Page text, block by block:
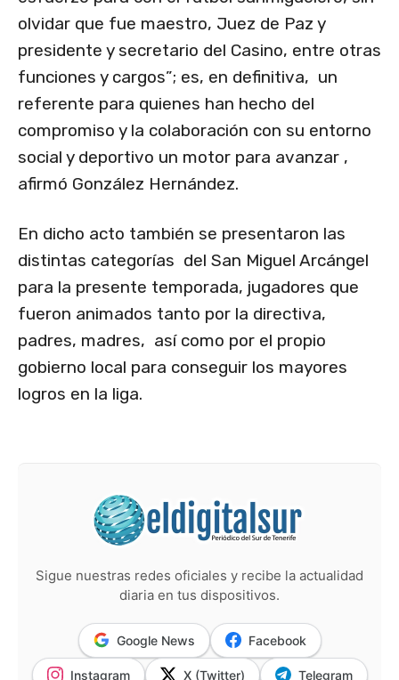
olvidar que fue maestro, Juez de Paz y
presidente y secretario del Casino, entre otras
funciones y cargos”; es, en definitiva, un
referente para quienes han hecho del
compromiso y la colaboración con su entorno
social y deportivo un motor para avanzar ,
afirmó González Hernández.
En dicho acto también se presentaron las
distintas categorías del San Miguel Arcángel
para la presente temporada, jugadores que
fueron animados tanto por la directiva,
padres, madres, así como por el propio
gobierno local para conseguir los mayores
logros en la liga.
Sigue nuestras redes oficiales y recibe la actualidad
diaria en tus dispositivos.
Google News Facebook
Instagram X (Twitter) Telegram